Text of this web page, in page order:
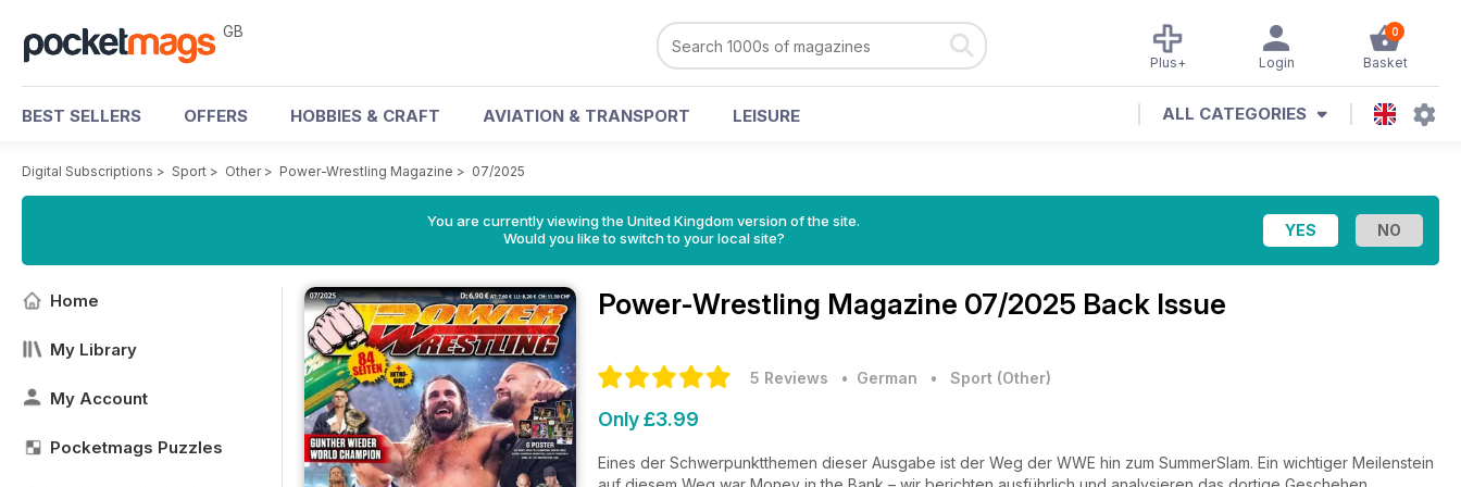
GB 0
Basket
Login
Plus+
BEST SELLERS OFFERS HOBBIES & CRAFT AVIATION & TRANSPORT LEISURE ALL CATEGORIES
Digital Subscriptions > Sport > Other> Power-Wrestling Magazine > 07/2025
You are currently viewing the United Kingdom version of the site.
Would you like to switch to your local site?
Home
My Library
My Account
Pocketmags Puzzles
Power-Wrestling Magazine 07/2025 Back Issue
5 Reviews • German • Sport (Other)
Only £3.99
Eines der Schwerpunktthemen dieser Ausgabe ist der Weg der WWE hin zum SummerSlam. Ein wichtiger Meilenstein